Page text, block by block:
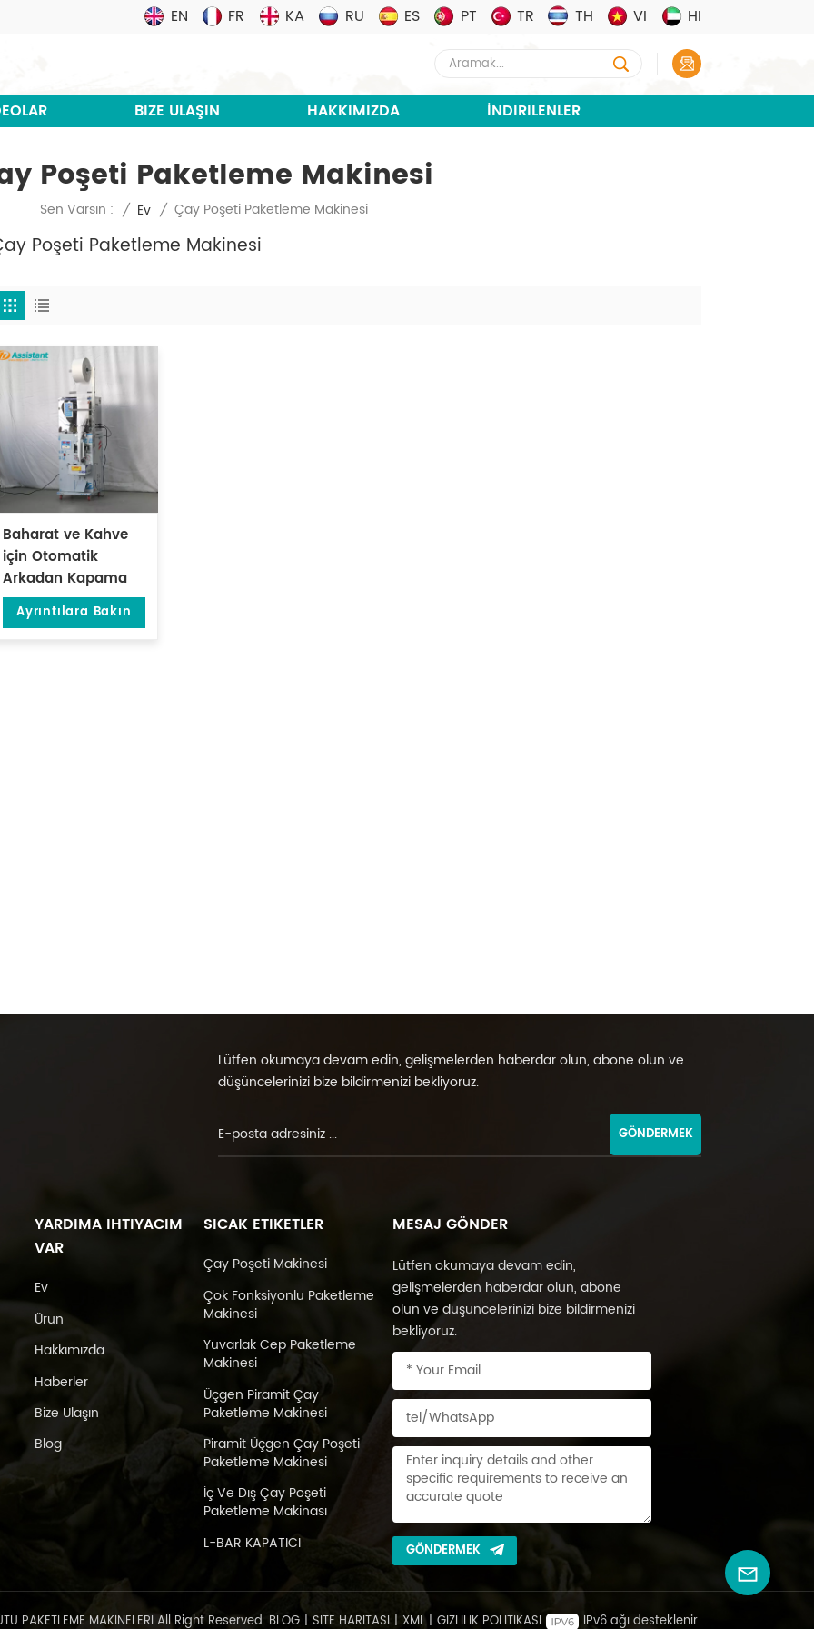
EN FR KA RU ES PT TR TH VI HI
BIZE ULAŞIN HAKKIMIZDA İNDIRILENLER
Poşeti Paketleme Makinesi
Sen Varsın : / Ev / Çay Poşeti Paketleme Makinesi
Poşeti Paketleme Makinesi
Baharat ve Kahve
için Otomatik
Arkadan Kapama
Gıda Paketleme
Makinesi DL-XBF-D
Ayrıntılara Bakın
Lütfen okumaya devam edin, gelişmelerden haberdar olun, abone olun ve
düşüncelerinizi bize bildirmenizi bekliyoruz.
GÖNDERMEK
YARDIMA IHTIYACIM
VAR
Ev
Ürün
Hakkımızda
Haberler
Bize Ulaşın
Blog
SICAK ETIKETLER
Çay Poşeti Makinesi
Çok Fonksiyonlu Paketleme
Makinesi
Yuvarlak Cep Paketleme
Makinesi
Üçgen Piramit Çay
Paketleme Makinesi
Piramit Üçgen Çay Poşeti
Paketleme Makinesi
İç Ve Dış Çay Poşeti
Paketleme Makinası
L-BAR KAPATICI
MESAJ GÖNDER
Lütfen okumaya devam edin,
gelişmelerden haberdar olun, abone
olun ve düşüncelerinizi bize bildirmenizi
bekliyoruz.
GÖNDERMEK
PAKETLEME MAKİNELERİ All Right Reserved. BLOG | SITE HARITASI | XML | GIZLILIK POLITIKASI IPv6 ağı desteklenir